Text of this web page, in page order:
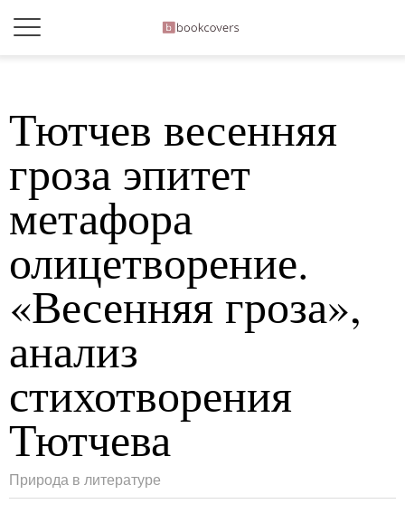
Тютчев весенняя
гроза эпитет
метафора
олицетворение.
«Весенняя гроза»,
анализ
стихотворения
Тютчева
Природа в литературе